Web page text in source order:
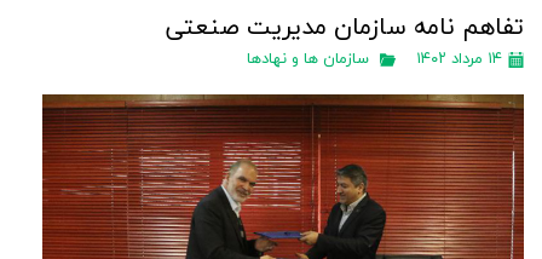
تفاهم نامه سازمان مدیریت صنعتی
۱۴ مرداد ۱۴۰۲ سازمان ها و نهادها